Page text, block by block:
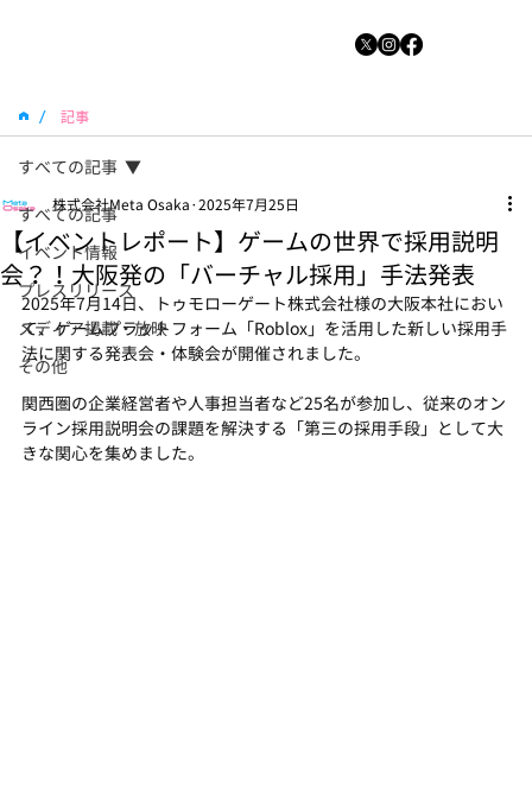
/ 記事
すべての記事
イベント情報
プレスリリース
メディア掲載・放映
その他
すべての記事
【イベントレポート】ゲームの世界で採用説明
会？！大阪発の「バーチャル採用」手法発表
株式会社Meta Osaka 2025年7月25日
2025年7月14日、トゥモローゲート株式会社様の大阪本社におい
て、ゲームプラットフォーム「Roblox」を活用した新しい採用手
法に関する発表会・体験会が開催されました。
関西圏の企業経営者や人事担当者など25名が参加し、従来のオン
ライン採用説明会の課題を解決する「第三の採用手段」として大
きな関心を集めました。